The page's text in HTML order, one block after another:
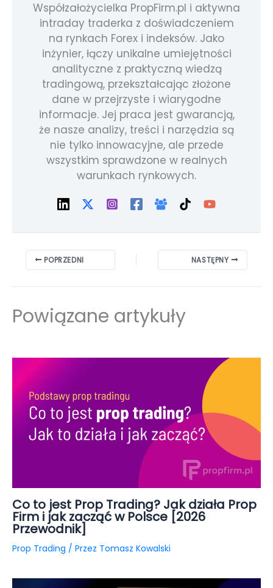
Współzałożycielka PropFirm.pl i aktywna
intraday traderka z doświadczeniem
na rynkach Forex i indeksów. Jako
inżynier, łączy unikalne umiejętności
analityczne z praktyczną wiedzą
tradingową, przekształcając złożone
dane w przejrzyste i wiarygodne
informacje. Jej praca jest gwarancją,
że nasze analizy, treści i narzędzia są
nie tylko innowacyjne, ale przede
wszystkim sprawdzone w realnych
warunkach rynkowych.
POPRZEDNI NASTĘPNY
Powiązane artykuły
Co to jest Prop Trading? Jak działa Prop
Firm i jak zacząć w Polsce [2026
Przewodnik]
Prop Trading / Przez Tomasz Kowalski